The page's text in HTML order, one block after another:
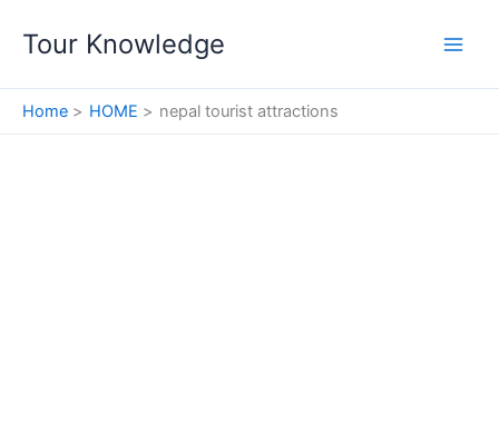
Tour Knowledge
Home HOME nepal tourist attractions